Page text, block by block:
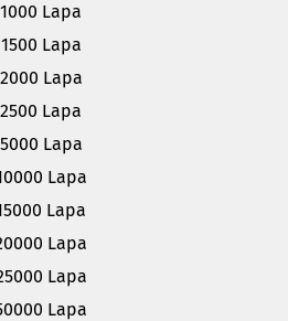
1000 Lapa
1500 Lapa
2000 Lapa
2500 Lapa
5000 Lapa
Lapa
Lapa
Lapa
Lapa
Lapa